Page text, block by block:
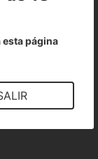
esta página